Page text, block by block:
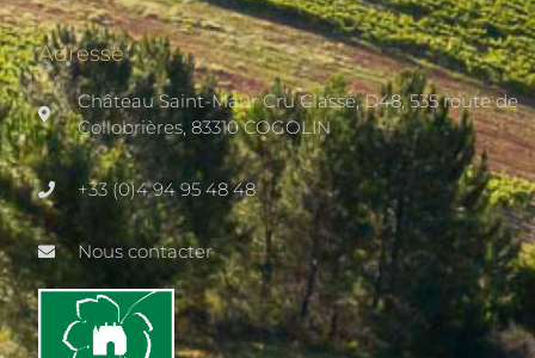
Adresse
Château Saint-Maur Cru Classé, D48, 535 route de
Collobrières, 83310 COGOLIN
+33 (0)4 94 95 48 48
Nous contacter